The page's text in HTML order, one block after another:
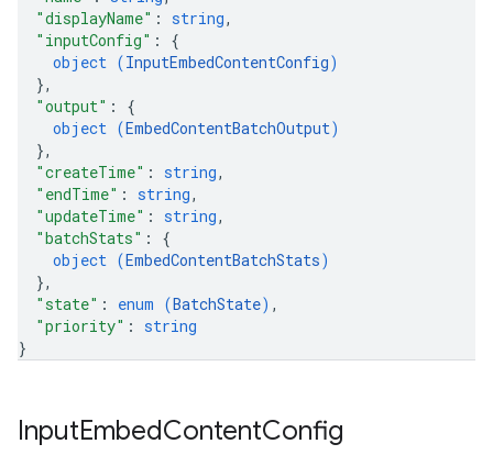
"displayName" : string,
"inputConfig" : {
object (InputEmbedContentConfig)
},
"output" : {
object (EmbedContentBatchOutput)
},
"createTime" : string,
"endTime" : string,
"updateTime" : string,
"batchStats" : {
object (EmbedContentBatchStats)
},
"state" : enum (BatchState) ,
"priority" : string
}
InputEmbedContentConfig